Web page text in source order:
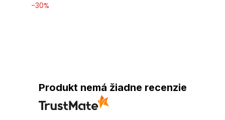
-30%
Produkt nemá žiadne recenzie